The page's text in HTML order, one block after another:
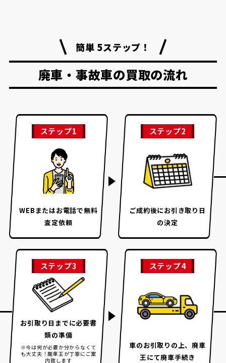
簡単 5ステップ！
廃車・事故車の買取の流れ
ステップ1
WEBまたはお電話で無料
査定依頼
ステップ2
ご成約後にお引き取り日
の決定
ステップ3
お引取り日までに必要書
類の準備
※今は何が必要か分からなくて
も大丈夫！廃車王が丁寧にご案
内致します
ステップ4
車のお引取りの上、廃車
王にて廃車手続き